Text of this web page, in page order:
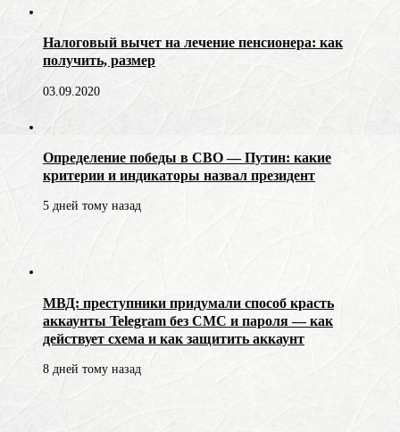
Налоговый вычет на лечение пенсионера: как
получить, размер
03.09.2020
Определение победы в СВО — Путин: какие
критерии и индикаторы назвал президент
5 дней тому назад
МВД: преступники придумали способ красть
аккаунты Telegram без СМС и пароля — как
действует схема и как защитить аккаунт
8 дней тому назад